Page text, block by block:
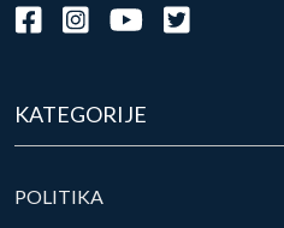
KATEGORIJE
POLITIKA